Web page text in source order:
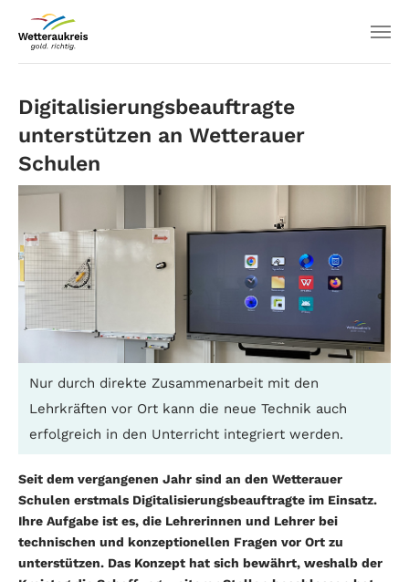
Digitalisierungsbeauftragte
unterstützen an Wetterauer
Schulen
Nur durch direkte Zusammenarbeit mit den
Lehrkräften vor Ort kann die neue Technik auch
erfolgreich in den Unterricht integriert werden.
Seit dem vergangenen Jahr sind an den Wetterauer
Schulen erstmals Digitalisierungsbeauftragte im Einsatz.
Ihre Aufgabe ist es, die Lehrerinnen und Lehrer bei
technischen und konzeptionellen Fragen vor Ort zu
unterstützen. Das Konzept hat sich bewährt, weshalb der